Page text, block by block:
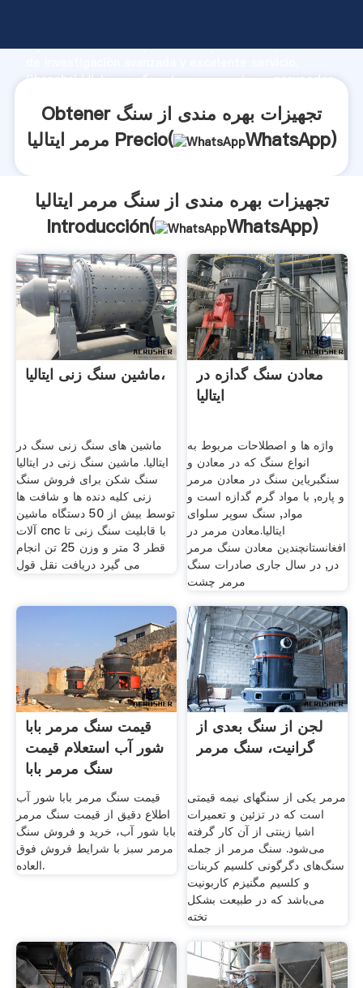
Agarrando fuerte capacidad de producción, fuerza
Shanghai تجهیزات بهره مندی از سنگ مرمر ایتالیا proveedor
Obtener تجهیزات بهره مندی از سنگ
مرمر ایتالیا Precio(
WhatsApp)
تجهیزات بهره مندی از سنگ مرمر ایتالیا
Introducción(
WhatsApp)
ماشین سنگ زنی ایتالیا،
ماشین های سنگ زنی سنگ در
ایتالیا. ماشین سنگ زنی در ایتالیا
سنگ شکن برای فروش سنگ
زنی کلیه دنده ها و شافت ها
توسط بیش از 50 دستگاه ماشین
آلات cnc با قابلیت سنگ زنی تا
قطر 3 متر و وزن 25 تن انجام
می گیرد دریافت نقل قول
معادن سنگ گدازه در
ایتالیا
واژه ها و اصطلاحات مربوط به
انواع سنگ كه در معادن و
سنگبرياين سنگ در معادن مرمر
و پاره, با مواد گرم گدازه است و
مواد, سنگ سوپر سلوای
ایتالیا.معادن مرمر در
افغانستانچندین معادن سنگ مرمر
در, در سال جاری صادرات سنگ
مرمر چشت
قیمت سنگ مرمر بابا
شور آب استعلام قیمت
سنگ مرمر بابا
قیمت سنگ مرمر بابا شور آب
اطلاع دقیق از قیمت سنگ مرمر
بابا شور آب، خرید و فروش سنگ
مرمر سبز با شرایط فروش فوق
العاده.
لجن از سنگ بعدی از
گرانیت، سنگ مرمر
مرمر یکی از سنگهای نیمه قیمتی
است که در تزئین و تعمیرات
اشیا زینتی از آن کار گرفته
می‌شود. سنگ مرمر از جمله
سنگ‌های دگرگونی کلسیم کربنات
و کلسیم مگنیزم کاربونیت
می‌باشد که در طبیعت بشکل
تخته